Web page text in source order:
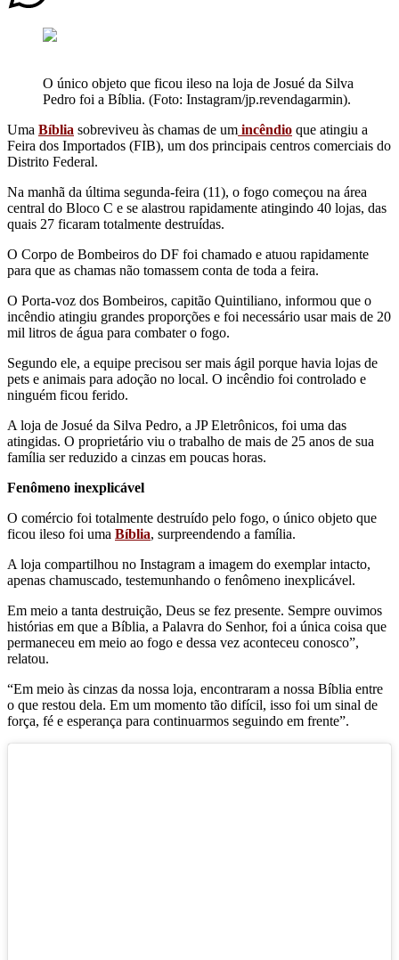
O único objeto que ficou ileso na loja de Josué da Silva
Pedro foi a Bíblia. (Foto: Instagram/jp.revendagarmin).
Uma Bíblia sobreviveu às chamas de um incêndio que atingiu a
Feira dos Importados (FIB), um dos principais centros comerciais do
Distrito Federal.
Na manhã da última segunda-feira (11), o fogo começou na área
central do Bloco C e se alastrou rapidamente atingindo 40 lojas, das
quais 27 ficaram totalmente destruídas.
O Corpo de Bombeiros do DF foi chamado e atuou rapidamente
para que as chamas não tomassem conta de toda a feira.
O Porta-voz dos Bombeiros, capitão Quintiliano, informou que o
incêndio atingiu grandes proporções e foi necessário usar mais de 20
mil litros de água para combater o fogo.
Segundo ele, a equipe precisou ser mais ágil porque havia lojas de
pets e animais para adoção no local. O incêndio foi controlado e
ninguém ficou ferido.
A loja de Josué da Silva Pedro, a JP Eletrônicos, foi uma das
atingidas. O proprietário viu o trabalho de mais de 25 anos de sua
família ser reduzido a cinzas em poucas horas.
Fenômeno inexplicável
O comércio foi totalmente destruído pelo fogo, o único objeto que
ficou ileso foi uma Bíblia, surpreendendo a família.
A loja compartilhou no Instagram a imagem do exemplar intacto,
apenas chamuscado, testemunhando o fenômeno inexplicável.
Em meio a tanta destruição, Deus se fez presente. Sempre ouvimos
histórias em que a Bíblia, a Palavra do Senhor, foi a única coisa que
permaneceu em meio ao fogo e dessa vez aconteceu conosco”,
relatou.
“Em meio às cinzas da nossa loja, encontraram a nossa Bíblia entre
o que restou dela. Em um momento tão difícil, isso foi um sinal de
força, fé e esperança para continuarmos seguindo em frente”.